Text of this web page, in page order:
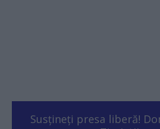
Susțineți presa liberă!